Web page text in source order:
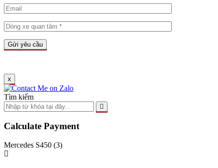
x
Tìm kiếm
Calculate Payment
Mercedes S450 (3)